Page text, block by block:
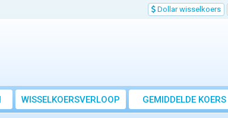
Dollar wisselkoers
WISSELKOERSVERLOOP GEMIDDELDE KOERS